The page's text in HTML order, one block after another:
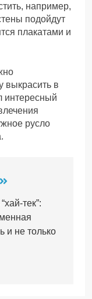
например,
подойдут
плакатами и
выкрасить в
интересный
русло
тек”:
и не только